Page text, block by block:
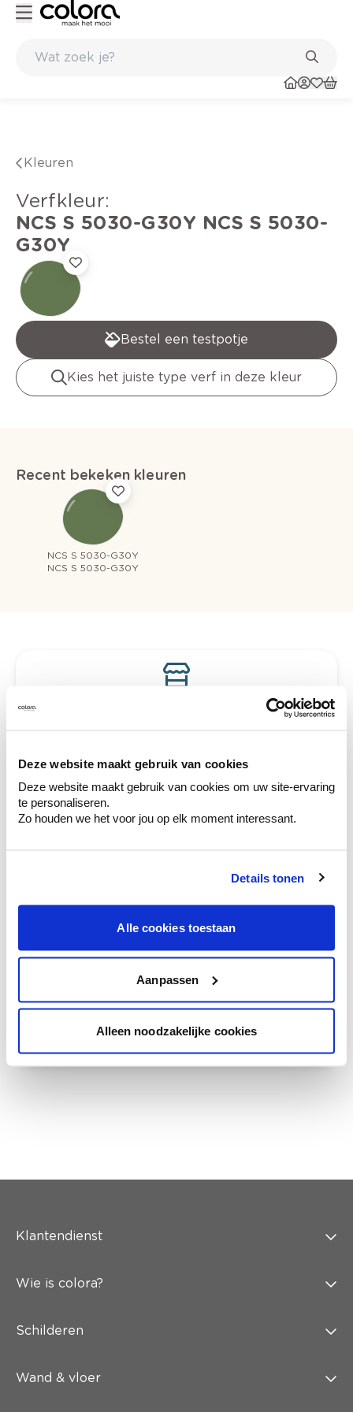
Deze website maakt gebruik van cookies
Deze website maakt gebruik van cookies om uw site-ervaring
te personaliseren.
Zo houden we het voor jou op elk moment interessant.
Details tonen
Alle cookies toestaan
Aanpassen
Alleen noodzakelijke cookies
Kleuren
verfkleur:
NCS S 5030-G30Y NCS S 5030-
G30Y
Bestel een testpotje
Kies het juiste type verf in deze kleur
Recent bekeken kleuren
NCS S 5030-G30Y
NCS S 5030-G30Y
Ontdek er kleurechte stalen van je
Bekijk er de bijhorende tinten om je kleur
Krijg persoonlijk advies om kleuren te
combineren.
Ga samen met de kleuradviseur door je
Krijg kleuradvies op basis van de lichtinval
en je meubels.
van je muren.
Klantendienst
Wie is colora?
Schilderen
Wand & vloer